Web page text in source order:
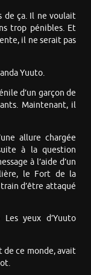
de ça. Il ne voulait
trop pénibles. Et
il ne serait pas
Yuuto.
d’un garçon de
Maintenant, il
allure chargée
à la question
à l’aide d’un
le Fort de la
d’être attaqué
yeux d’Yuuto
de ce monde, avait